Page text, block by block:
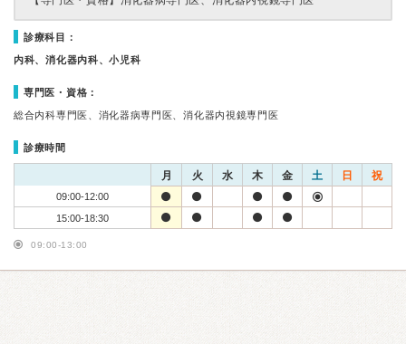
診療科目：
内科、消化器内科、小児科
専門医・資格：
総合内科専門医、消化器病専門医、消化器内視鏡専門医
診療時間
月 火 水 木 金 土 日 祝
09:00-12:00
15:00-18:30
09:00-13:00